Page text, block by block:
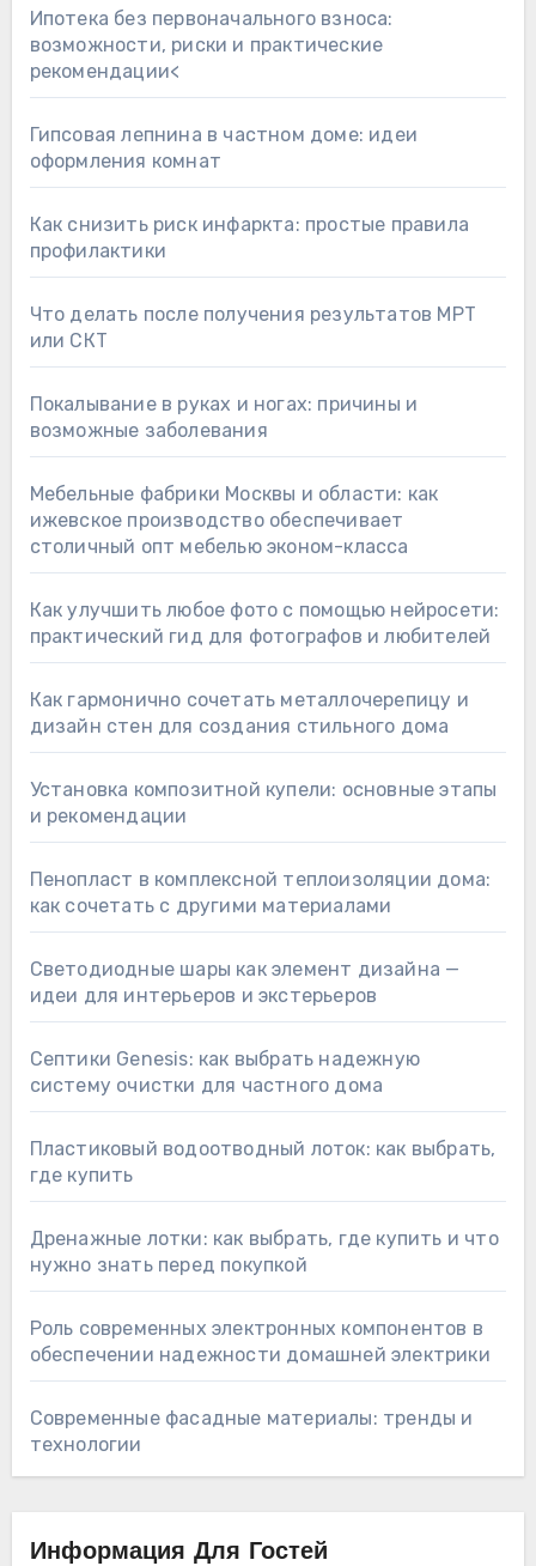
Ипотека без первоначального взноса:
возможности, риски и практические
рекомендации<
Гипсовая лепнина в частном доме: идеи
оформления комнат
Как снизить риск инфаркта: простые правила
профилактики
Что делать после получения результатов МРТ
или СКТ
Покалывание в руках и ногах: причины и
возможные заболевания
Мебельные фабрики Москвы и области: как
ижевское производство обеспечивает
столичный опт мебелью эконом-класса
Как улучшить любое фото с помощью нейросети:
практический гид для фотографов и любителей
Как гармонично сочетать металлочерепицу и
дизайн стен для создания стильного дома
Установка композитной купели: основные этапы
и рекомендации
Пенопласт в комплексной теплоизоляции дома:
как сочетать с другими материалами
Светодиодные шары как элемент дизайна —
идеи для интерьеров и экстерьеров
Септики Genesis: как выбрать надежную
систему очистки для частного дома
Пластиковый водоотводный лоток: как выбрать,
где купить
Дренажные лотки: как выбрать, где купить и что
нужно знать перед покупкой
Роль современных электронных компонентов в
обеспечении надежности домашней электрики
Современные фасадные материалы: тренды и
технологии
Информация Для Гостей